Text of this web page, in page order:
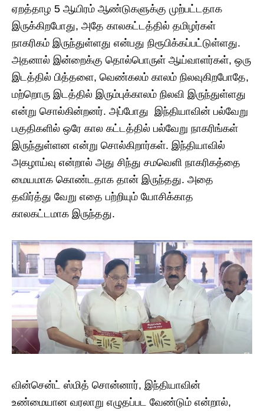
ஏறத்தாழ 5 ஆயிரம் ஆண்டுகளுக்கு முற்பட்டதாக
இருக்கிறபோது, அதே காலகட்டத்தில் தமிழர்கள்
நாகரிகம் இருந்துள்ளது என்பது நிரூபிக்கப்பட்டுள்ளது.
அதனால் இன்றைக்கு தொல்பொருள் ஆய்வாளர்கள், ஒரு
இடத்தில் பித்தளை, வெண்கலம் காலம் நிலவுகிறபோதே,
மற்றொரு இடத்தில் இரும்புக்காலம் நிலவி இருந்துள்ளது
என்று சொல்கின்றனர். அப்போது இந்தியாவின் பல்வேறு
பகுதிகளில் ஒரே கால கட்டத்தில் பல்வேறு நாகரிங்கள்
இருந்துள்ளன என்று சொல்கிறார்கள். இந்தியாவில்
அகழாய்வு என்றால் அது சிந்து சமவெளி நாகரிகத்தை
மையமாக கொண்டதாக தான் இருந்தது. அதை
தவிர்த்து வேறு எதை பற்றியும் யோசிக்காத
காலகட்டமாக இருந்தது.
வின்சென்ட் ஸ்மித் சொன்னார், இந்தியாவின்
உண்மையான வரலாறு எழுதப்பட வேண்டும் என்றால்,